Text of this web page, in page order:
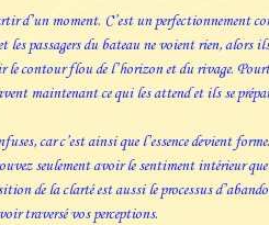
d’un moment. C’est un perfectionnement
passagers du bateau ne voient rien, alors
contour flou de l’horizon et du rivage.
maintenant ce qui les attend et ils se
car c’est ainsi que l’essence devient
seulement avoir le sentiment intérieur
de la clarté est aussi le processus
traversé vos perceptions.